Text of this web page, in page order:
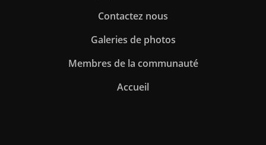
Contactez nous
Galeries de photos
Membres de la communauté
Accueil